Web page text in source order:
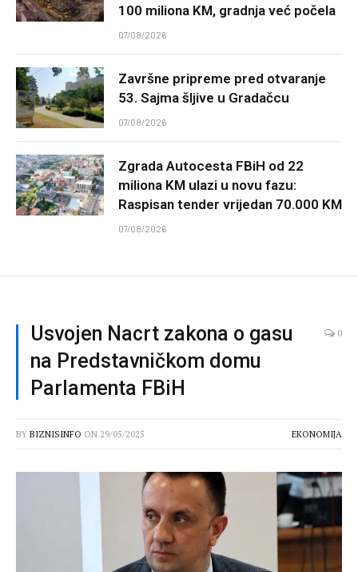
100 miliona KM, gradnja već počela
07/08/2026
Završne pripreme pred otvaranje
53. Sajma šljive u Gradačcu
07/08/2026
Zgrada Autocesta FBiH od 22
miliona KM ulazi u novu fazu:
Raspisan tender vrijedan 70.000 KM
07/08/2026
Usvojen Nacrt zakona o gasu
na Predstavničkom domu
Parlamenta FBiH
0
BY BIZNISINFO ON 29/05/2025 EKONOMIJA